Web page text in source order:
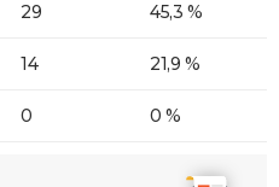
29 45,3 %
14 21,9 %
0 0 %